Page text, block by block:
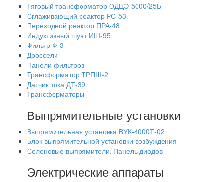
Тяговый трансформатор ОДЦЭ-5000/25Б
Сглаживающий реактор РС-53
Переходной реактор ПРА-48
Индуктивный шунт ИШ-95
Фильтр Ф-3
Дроссели
Панели фильтров
Трансформатор ТРПШ-2
Датчик тока ДТ-39
Трансформаторы
Выпрямительные установки
Выпрямительная установка ВУК-4000Т-02
Блок выпрямительной установки возбуждения
Селеновые выпрямители. Панель диодов
Электрические аппараты